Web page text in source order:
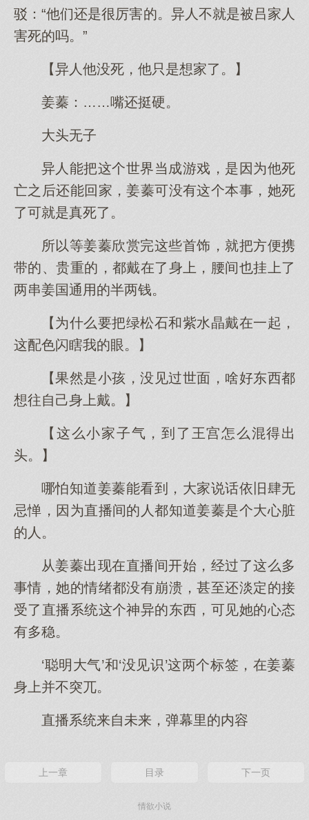
驳：“他们还是很厉害的。异人不就是被吕家人
害死的吗。”
【异人他没死，他只是想家了。】
姜蓁：……嘴还挺硬。
大头无子
异人能把这个世界当成游戏，是因为他死
亡之后还能回家，姜蓁可没有这个本事，她死
了可就是真死了。
所以等姜蓁欣赏完这些首饰，就把方便携
带的、贵重的，都戴在了身上，腰间也挂上了
两串姜国通用的半两钱。
【为什么要把绿松石和紫水晶戴在一起，
这配色闪瞎我的眼。】
【果然是小孩，没见过世面，啥好东西都
想往自己身上戴。】
【这么小家子气，到了王宫怎么混得出
头。】
哪怕知道姜蓁能看到，大家说话依旧肆无
忌惮，因为直播间的人都知道姜蓁是个大心脏
的人。
从姜蓁出现在直播间开始，经过了这么多
事情，她的情绪都没有崩溃，甚至还淡定的接
受了直播系统这个神异的东西，可见她的心态
有多稳。
‘聪明大气’和‘没见识’这两个标签，在姜蓁
身上并不突兀。
直播系统来自未来，弹幕里的内容
上一章 目录 下一页
情欲小说